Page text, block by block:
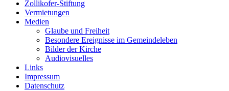
Zollikofer-Stiftung
Vermietungen
Medien
Glaube und Freiheit
Besondere Ereignisse im Gemeindeleben
Bilder der Kirche
Audiovisuelles
Links
Impressum
Datenschutz